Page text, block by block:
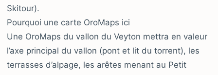
Skitour).
Pourquoi une carte OroMaps ici
Une OroMaps du vallon du Veyton mettra en valeur
l’axe principal du vallon (pont et lit du torrent), les
terrasses d’alpage, les arêtes menant au Petit